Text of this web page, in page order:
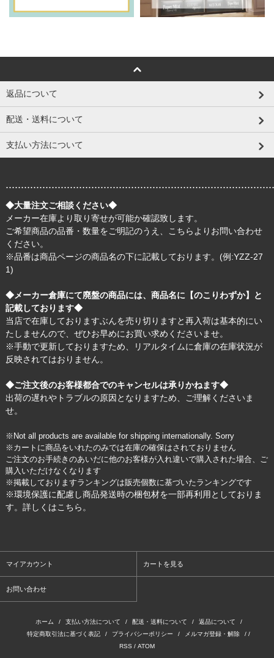
返品について
配送・送料について
支払い方法について
◆大量注文ご相談ください◆
メーカー在庫より取り寄せが可能か確認致します。
ご希望商品の品番・数量をご明記のうえ、
こちら よりお問い合わせ
ください。
※品番は商品ページの商品名の下に記載しております。(例:YZZ-27
1)
◆メーカー倉庫にて廃盤の商品には、商品名に【のこりわずか】と
記載しております◆
当店で在庫しておりますぶんを売り切りますと再入荷は基本的にい
たしませんので、ぜひお早めにお買い求めくださいませ。
※手動で更新しておりますため、リアルタイムに倉庫の在庫状況が
反映されてはおりません。
◆ご注文後のお客様都合でのキャンセルは承りかねます◆
出荷の遅れやトラブルの原因となりますため、ご理解くださいま
せ。
※Not all products are available for shipping internationally. Sorry
※カートに商品をいれたのみでは在庫の確保はされておりません
ご注文のお手続きのあいだに他のお客様が入れ違いで購入された場合、ご
購入いただけなくなります
※掲載しておりますランキングは販売個数に基づいたランキングです
※環境保護に配慮し商品発送時の梱包材を一部再利用としておりま
す。詳しくはこちら 。
マイアカウント カートを見る
お問い合わせ
ホーム / 支払い方法について / 配送・送料について / 返品について
/
特定商取引法に基づく表記
/ プライバシーポリシー / メルマガ登録・解除
/ /
RSS / ATOM